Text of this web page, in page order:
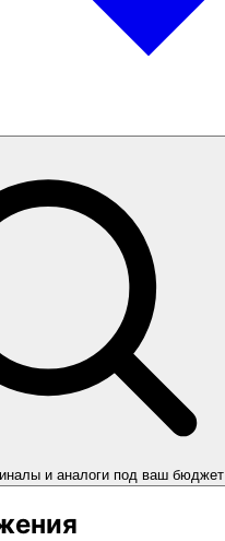
и аналоги под ваш бюджет